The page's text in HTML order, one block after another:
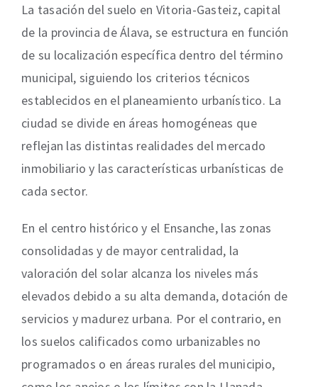
La tasación del suelo en Vitoria-Gasteiz, capital
de la provincia de Álava, se estructura en función
de su localización específica dentro del término
municipal, siguiendo los criterios técnicos
establecidos en el planeamiento urbanístico. La
ciudad se divide en áreas homogéneas que
reflejan las distintas realidades del mercado
inmobiliario y las características urbanísticas de
cada sector.
En el centro histórico y el Ensanche, las zonas
consolidadas y de mayor centralidad, la
valoración del solar alcanza los niveles más
elevados debido a su alta demanda, dotación de
servicios y madurez urbana. Por el contrario, en
los suelos calificados como urbanizables no
programados o en áreas rurales del municipio,